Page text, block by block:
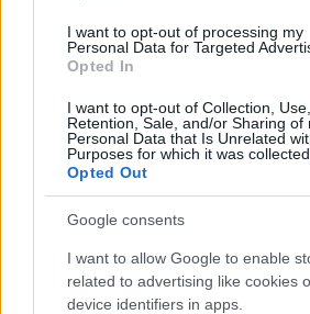
I want to opt-out of processing my
Personal Data for Targeted
Opted In
I want to opt-out of Collection, Use,
Retention, Sale, and/or Sharing of
Personal Data that Is Unrelated
Purposes for which it was collected.
Opted Out
Google consents
I want to allow Google to enable
related to advertising like cookies
device identifiers in apps.
F
a
ce
b
o
o
T
w
it
te
r
Pi
n
te
re
st
W
h
at
s
A
p
p
S
h
a
re
Articolo
Prossimo articolo
NOTIZIE RECENTI
Le previsioni meteo per il